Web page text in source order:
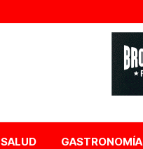
SALUD GASTRONOMÍA